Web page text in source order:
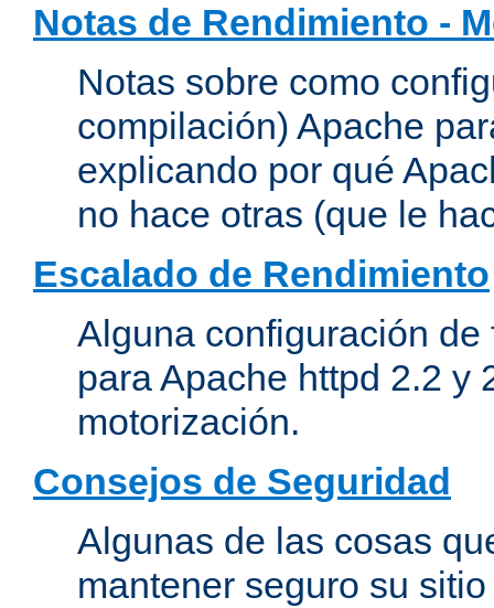
Notas de Rendimiento -
Notas sobre como
compilación) Apache
explicando por qué
no hace otras (que le
Escalado de Rendimiento
Alguna configuración
para Apache httpd 2.2 y
motorización.
Consejos de Seguridad
Algunas de las cosas
mantener seguro su